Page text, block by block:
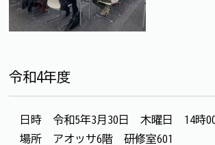
令和4年度
日時 令和5年3月30日 木曜日 14時00
場所 アオッサ6階 研修室601